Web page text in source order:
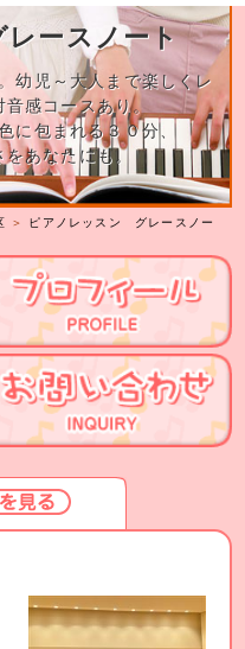
レースノート
幼児～大人まで楽しくレ
感コースあり。
に包まれる３０分、
あなたにも。
＞ ピアノレッスン グレースノー